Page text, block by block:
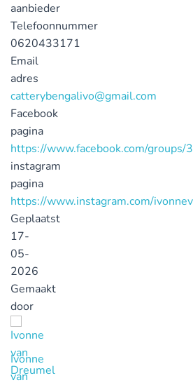
aanbieder
Telefoonnummer
0620433171
Email
adres
catterybengalivo@gmail.com
Facebook
pagina
https://www.facebook.com/
instagram
pagina
https://www.instagram.com/
Geplaatst
17-
05-
2026
Gemaakt
door
Ivonne
van